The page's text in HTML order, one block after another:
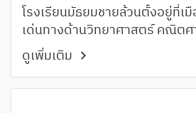
โรงเรียนมัธยมชายล้วนตั้งอยู่ที่เมือง
เด่นทางด้านวิทยาศาสตร์ คณิตศ
ดูเพิ่มเติม